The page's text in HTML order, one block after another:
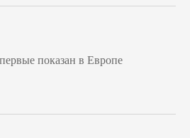
показан в Европе